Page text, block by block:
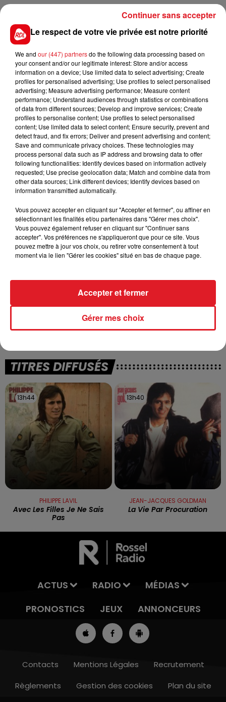
8h00 - 10h00
11 THE BIG SMOKE:
FIL D'ACTUS
15 juillet 2026
BÉTHUNE: ENQUÊTE POUR HOMICIDE
VOLONTAIRE EN COURS, APRÈS LA...
Selon les premiers éléments, le logement servait
à des prostituées
WINGLES: UN JEUNE PERD LA VIE, NOYÉ À
LA BASE DE LOISIRS
La victime a coulé à pic
TITRES DIFFUSÉS
13h44
13h44
PHILIPPE LAVIL
Avec Les Filles Je Ne Sais
Pas
13h40
13h40
JEAN-JACQUES GOLDMAN
La Vie Par Procuration
ACTUS RADIO
MÉDIAS
PRONOSTICS
JEUX ANNONCEURS
Contacts Mentions Légales
Recrutement
Règlements
Gestion des cookies Plan du site
Le respect de votre vie privée est notre priorité
We and our (447) partnersdo the following data processing based on
your consent and/or our legitimate interest: Store and/or access
information on a device; Use limited data to select advertising; Create
profiles for personalised advertising; Use profiles to select personalised
advertising; Measure advertising performance; Measure content
performance; Understand audiences through statistics or combinations
of data from different sources; Develop and improve services; Create
profiles to personalise content; Use profiles to select personalised
content; Use limited data to select content; Ensure security, prevent and
detect fraud, and fix errors; Deliver and present advertising and content;
Save and communicate privacy choices. These technologies may
process personal data such as IP address and browsing data to offer
following functionalities: Identify devices based on information actively
requested; Use precise geolocation data; Match and combine data from
other data sources; Link different devices; Identify devices based on
information transmitted automatically.
Vous pouvez accepter en cliquant sur "Accepter et fermer", ou affiner en
sélectionnant les finalités et/ou partenaires dans "Gérer mes choix".
Vous pouvez également refuser en cliquant sur "Continuer sans
accepter". Vos préférences ne s'appliqueront que pour ce site. Vous
pouvez mettre à jour vos choix, ou retirer votre consentement à tout
moment via le lien "Gérer les cookies" situé en bas de chaque page.
Gérer mes choix
Accepter et fermer
Continuer sans accepter